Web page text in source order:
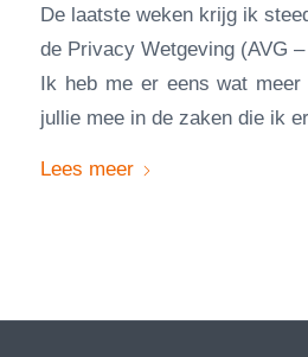
De laatste weken krijg ik
de Privacy Wetgeving (AVG
Ik heb me er eens wat
jullie mee in de zaken die ik
Lees meer